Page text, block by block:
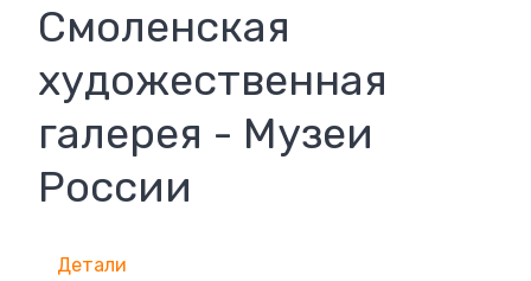
Смоленская
художественная
галерея - Музеи
России
Детали